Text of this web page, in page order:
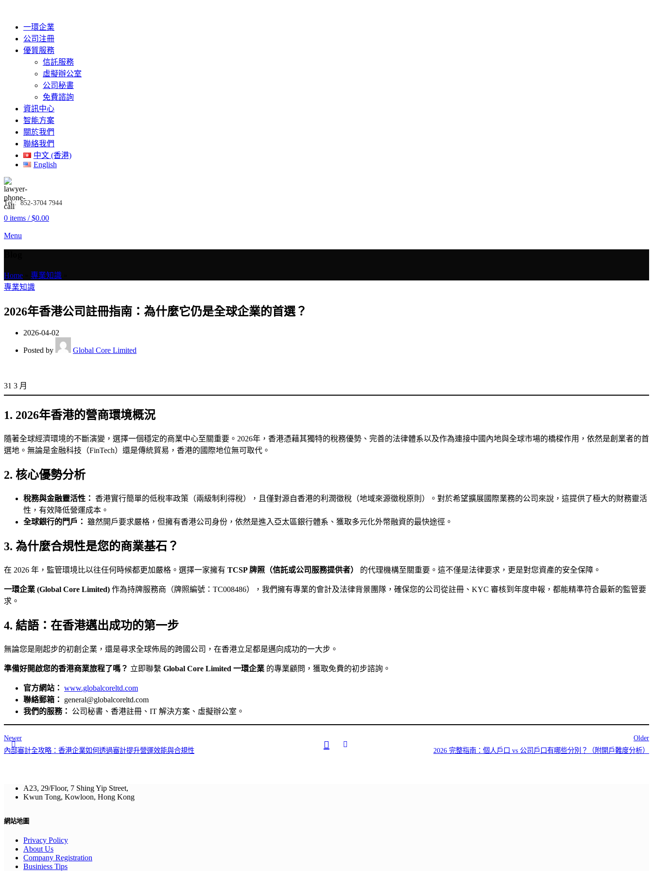
一環企業
公司注冊
優質服務
信託服務
虛擬辦公室
公司秘書
免費諮詢
資訊中心
智能方案
關於我們
聯絡我們
中文 (香港)
English
Tel : 852-3704 7944
0 items / $0.00
Menu
Home 專業知識
專業知識
2026年香港公司註冊指南：為什麼它仍是全球企業的首選？
2026-04-02
Posted by Global Core Limited
31 3 月
1. 2026年香港的營商環境概況
隨著全球經濟環境的不斷演變，選擇一個穩定的商業中心至關重要。2026年，香港憑藉其獨特的稅務優勢、完善的法律體系以及作為連接中國內地與全球市場的橋樑作用，依然是創業者的首
選地。無論是金融科技（FinTech）還是傳統貿易，香港的國際地位無可取代。
2. 核心優勢分析
稅務與金融靈活性： 香港實行簡單的低稅率政策（兩級制利得稅），且僅對源自香港的利潤徵稅（地域來源徵稅原則）。對於希望擴展國際業務的公司來說，這提供了極大的財務靈活
性，有效降低營運成本。
全球銀行的門戶：
雖然開戶要求嚴格，但擁有香港公司身份，依然是進入亞太區銀行體系、獲取多元化外幣融資的最快途徑。
3. 為什麼合規性是您的商業基石？
在 2026 年，監管環境比以往任何時候都更加嚴格。選擇一家擁有 TCSP 牌照（信託或公司服務提供者） 的代理機構至關重要。這不僅是法律要求，更是對您資產的安全保障。
一環企業 (Global Core Limited) 作為持牌服務商（牌照編號：TC008486），我們擁有專業的會計及法律背景團隊，確保您的公司從註冊、KYC 審核到年度申報，都能精準符合最新的監管要
求。
4. 結語：在香港邁出成功的第一步
無論您是剛起步的初創企業，還是尋求全球佈局的跨國公司，在香港立足都是邁向成功的一大步。
準備好開啟您的香港商業旅程了嗎？ 立即聯繫 Global Core Limited 一環企業 的專業顧問，獲取免費的初步諮詢。
官方網站： www.globalcoreltd.com
聯絡郵箱：
general@globalcoreltd.com
我們的服務：
公司秘書、香港註冊、IT 解決方案、虛擬辦公室。
Newer
內部審計全攻略：香港企業如何透過審計提升營運效能與合規性
Older
2026 完整指南：個人戶口 vs 公司戶口有哪些分別？（附開戶難度分析）
A23, 29/Floor, 7 Shing Yip Street,
Kwun Tong, Kowloon, Hong Kong
網站地圖
Privacy Policy
About Us
Company Registration
Businiess Tips